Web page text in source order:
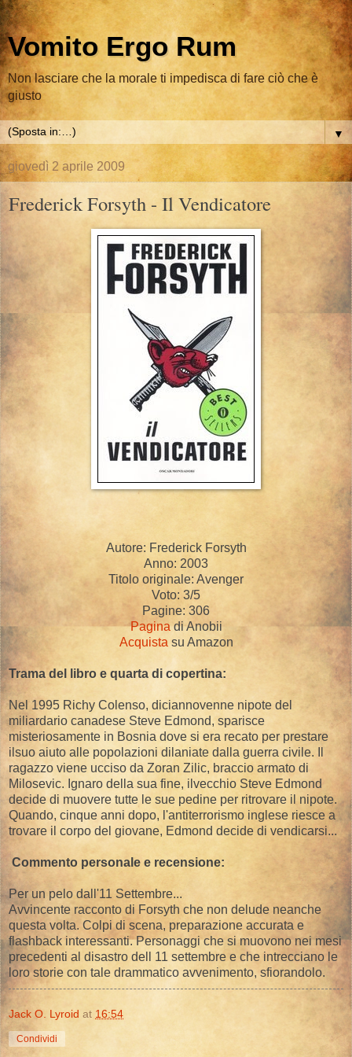
Vomito Ergo Rum
Non lasciare che la morale ti impedisca di fare ciò che è
giusto
▼
giovedì 2 aprile 2009
Frederick Forsyth - Il Vendicatore
Autore: Frederick Forsyth
Anno: 2003
Titolo originale: Avenger
Voto: 3/5
Pagine: 306
Paginadi Anobii
Acquista su Amazon
Trama del libro e quarta di copertina:
Nel 1995 Richy Colenso, diciannovenne nipote del
miliardario canadese Steve Edmond, sparisce
misteriosamente in Bosnia dove si era recato per prestare
ilsuo aiuto alle popolazioni dilaniate dalla guerra civile. Il
ragazzo viene ucciso da Zoran Zilic, braccio armato di
Milosevic. Ignaro della sua fine, ilvecchio Steve Edmond
decide di muovere tutte le sue pedine per ritrovare il nipote.
Quando, cinque anni dopo, l'antiterrorismo inglese riesce a
trovare il corpo del giovane, Edmond decide di vendicarsi...
Commento personale e recensione:
Per un pelo dall'11 Settembre...
Avvincente racconto di Forsyth che non delude neanche
questa volta. Colpi di scena, preparazione accurata e
flashback interessanti. Personaggi che si muovono nei mesi
precedenti al disastro dell 11 settembre e che intrecciano le
loro storie con tale drammatico avvenimento, sfiorandolo.
Jack O. Lyroid at 16:54
Condividi